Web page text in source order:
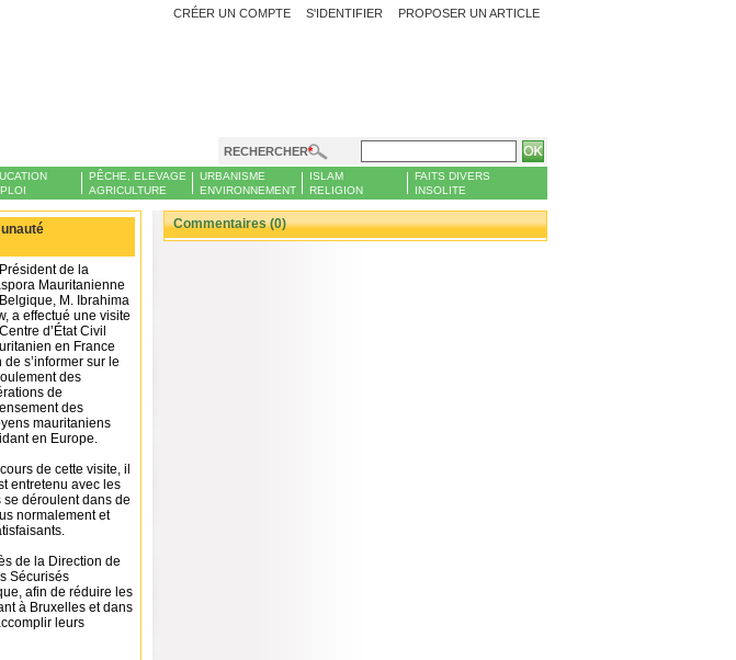
PROPOSER UN ARTICLE
CRÉER UN COMPTE S'IDENTIFIER
RECHERCHER
PÊCHE, ELEVAGE
AGRICULTURE
URBANISME
ENVIRONNEMENT
ISLAM
RELIGION
FAITS DIVERS
INSOLITE
de la
Mauritanienne
M. Ibrahima
a effectué une visite
d’État Civil
en France
de s’informer sur le
des
de
des
mauritaniens
en Europe.
de cette visite, il
entretenu avec les
déroulent dans de
normalement et
de la Direction de
Sécurisés
afin de réduire les
à Bruxelles et dans
leurs
Commentaires (0)